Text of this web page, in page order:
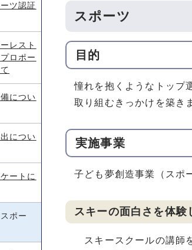
スポーツ
目的
憧れを抱くようなトップ
取り組むきっかけを築き
実施事業
子ども夢創造事業（スポ
スキーの面白さを体験
スキースクールの講師
ツ認証
レスト
ロポー
につい
につい
ートに
ポー